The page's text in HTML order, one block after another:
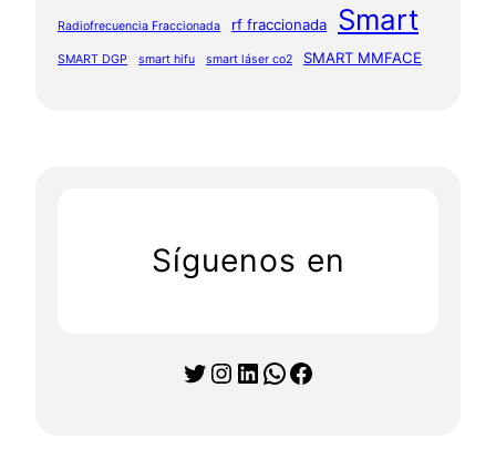
Radiofrecuencia Fraccionada rf fraccionada Smart
SMART DGP smart hifu smart láser co2 SMART MMFACE
Síguenos en
Twitter Instagram LinkedIn WhatsApp Facebook